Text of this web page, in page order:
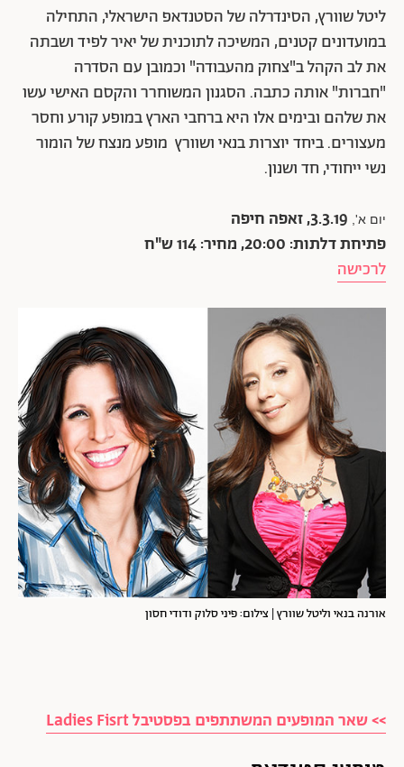
ליטל שוורץ, הסינדרלה של הסטנדאפ הישראלי, התחילה
במועדונים קטנים, המשיכה לתוכנית של יאיר לפיד ושבתה
את לב הקהל ב"צחוק מהעבודה" וכמובן עם הסדרה
"חברות" אותה כתבה. הסגנון המשוחרר והקסם האישי עשו
את שלהם ובימים אלו היא ברחבי הארץ במופע קורע וחסר
מעצורים. ביחד יוצרות בנאי ושוורץ מופע מנצח של הומור
נשי ייחודי, חד ושנון.
יום א', 3.3.19, זאפה חיפה
פתיחת דלתות: 20:00, מחיר: 114 ש"ח
לרכישה
אורנה בנאי וליטל שוורץ | צילום: פיני סלוק ודודי חסון
>> שאר המופעים המשתתפים בפסטיבל Ladies Fisrt